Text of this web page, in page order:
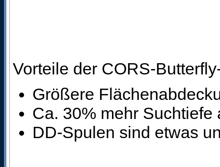
Vorteile der CORS-
Größere
Ca. 30% mehr
DD-Spulen sind etwas